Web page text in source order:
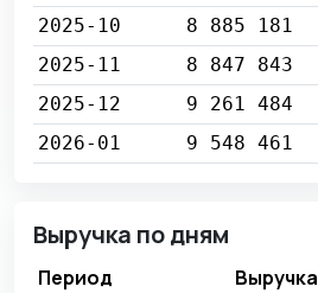
2025-10
8 885 181
2025-11
8 847 843
2025-12
9 261 484
2026-01
9 548 461
Выручка по дням
Период Выручка